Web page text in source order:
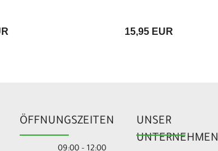
15,95 EUR
ÖFFNUNGSZEITEN
09:00 - 12:00
UNSER
UNTERNEHMEN